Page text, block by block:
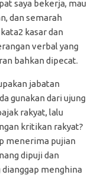
saya bekerja, mau
dan semarah
kasar dan
verbal yang
bahkan dipecat.
jabatan
gunakan dari ujung
rakyat, lalu
kritikan rakyat?
menerima pujian
dipuji dan
menghina